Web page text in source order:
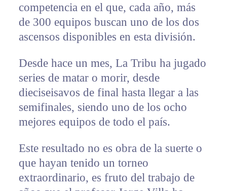
competencia en el que, cada año, más
de 300 equipos buscan uno de los dos
ascensos disponibles en esta división.
Desde hace un mes, La Tribu ha jugado
series de matar o morir, desde
dieciseisavos de final hasta llegar a las
semifinales, siendo uno de los ocho
mejores equipos de todo el país.
Este resultado no es obra de la suerte o
que hayan tenido un torneo
extraordinario, es fruto del trabajo de